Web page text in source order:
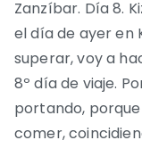
Zanzíbar. Día 8.
el día de ayer en
superar, voy a
8º día de viaje.
portando,
comer,